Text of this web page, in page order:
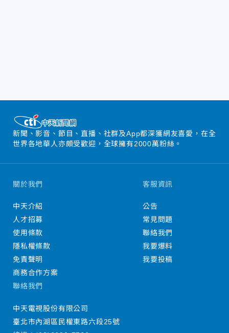
新聞、影音、節目、直播、社群及App都深獲網友喜愛，在全
世界各地華人亦頗受歡迎，全球擁有2000萬粉絲。
關於我們
中天介紹
人才招募
使用條款
隱私權條款
免責聲明
商務合作方案
客服資訊
公告
常見問題
聯絡我們
我要爆料
我要投稿
聯絡我們
中天電視股份有限公司
臺北市內湖區民權東路六段25號